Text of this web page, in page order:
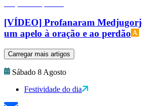
[VÍDEO] Profanaram
um apelo à oração e ao perdão
Carregar mais artigos
Sábado 8 Agosto
Festividade do dia